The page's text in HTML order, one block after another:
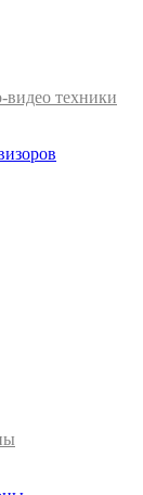
видео техники